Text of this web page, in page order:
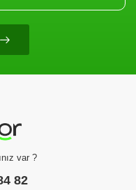
var ?
82